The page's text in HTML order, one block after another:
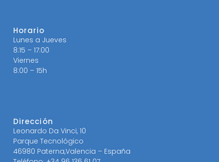
Horario
Lunes a Jueves
8:15 – 17:00
Viernes
8:00 – 15h
Dirección
Leonardo Da Vinci, 10
Parque Tecnológico
46980 Paterna,Valencia – España